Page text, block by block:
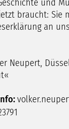
und
braucht: Sie
an
Neupert,